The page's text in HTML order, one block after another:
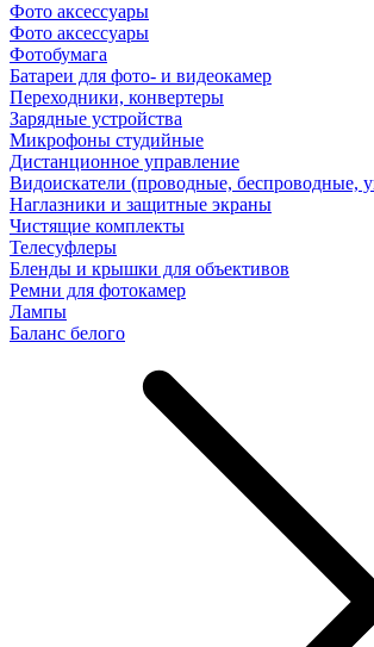
Фото аксессуары
Фото аксессуары
Фотобумага
Батареи для фото- и видеокамер
Переходники, конвертеры
Зарядные устройства
Микрофоны студийные
Дистанционное управление
Видоискатели (проводные, беспроводные,
Наглазники и защитные экраны
Чистящие комплекты
Телесуфлеры
Бленды и крышки для объективов
Ремни для фотокамер
Лампы
Баланс белого